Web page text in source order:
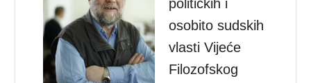
političkih i
osobito sudskih
vlasti Vijeće
Filozofskog